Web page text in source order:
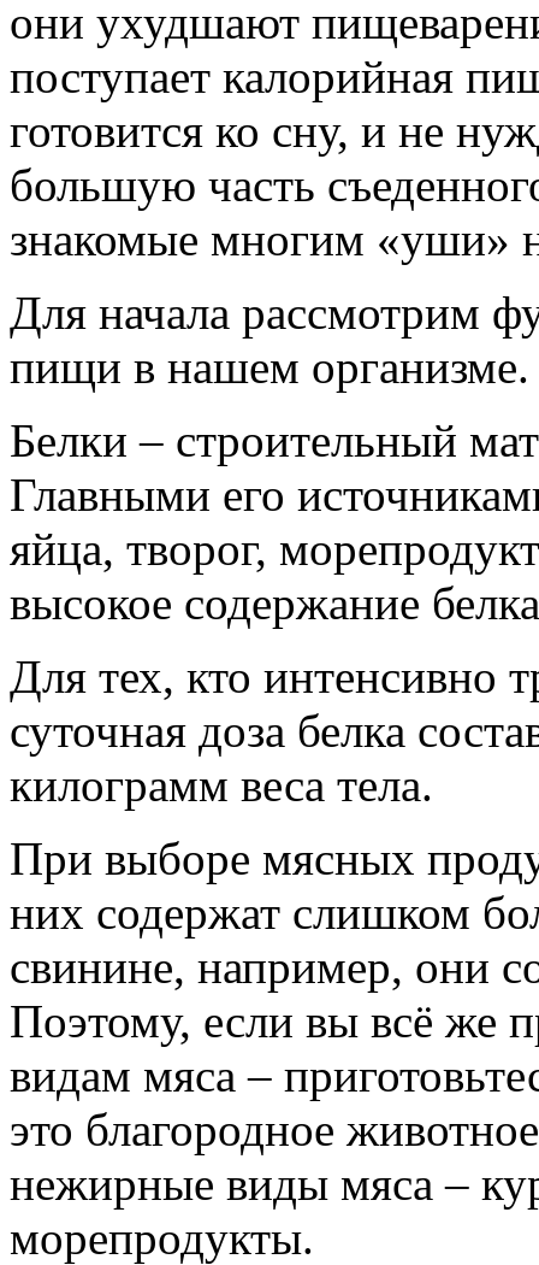
они ухудшают
поступает калорийная
готовится ко сну, и не
большую часть
знакомые многим «уши»
Для начала рассмотрим
пищи в нашем организме.
Белки – строительный
Главными его
яйца, творог,
высокое содержание
Для тех, кто интенсивно
суточная доза белка
килограмм веса тела.
При выборе мясных
них содержат слишком
свинине, например, они
Поэтому, если вы всё же
видам мяса –
это благородное
нежирные виды мяса –
морепродукты.